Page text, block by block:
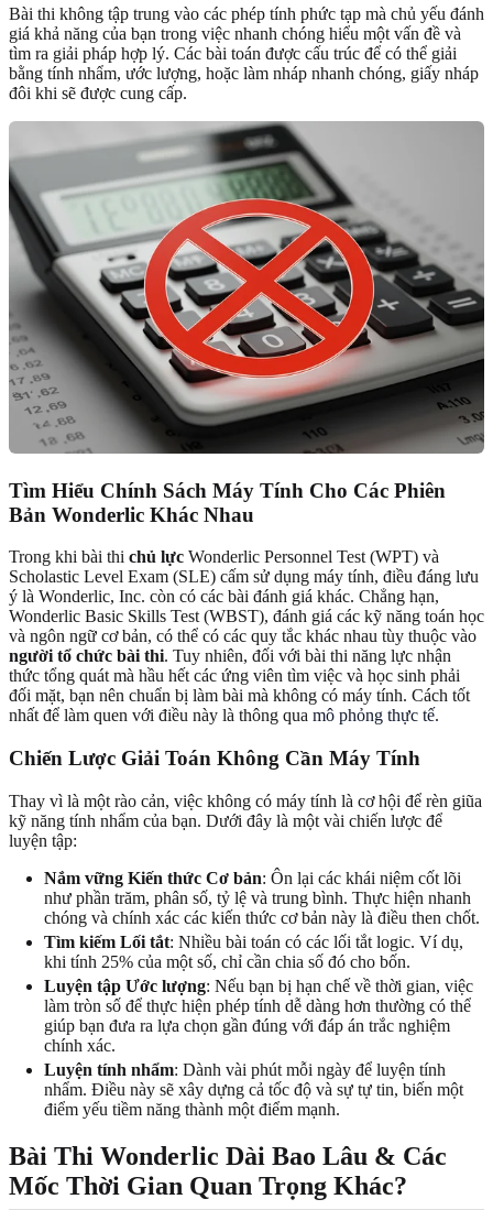
Bài thi không tập trung vào các phép tính phức tạp mà chủ yếu đánh
giá khả năng của bạn trong việc nhanh chóng hiểu một vấn đề và
tìm ra giải pháp hợp lý. Các bài toán được cấu trúc để có thể giải
bằng tính nhẩm, ước lượng, hoặc làm nháp nhanh chóng, giấy nháp
đôi khi sẽ được cung cấp.
Tìm Hiểu Chính Sách Máy Tính Cho Các Phiên
Bản Wonderlic Khác Nhau
Trong khi bài thi chủ lực Wonderlic Personnel Test (WPT) và
Scholastic Level Exam (SLE) cấm sử dụng máy tính, điều đáng lưu
ý là Wonderlic, Inc. còn có các bài đánh giá khác. Chẳng hạn,
Wonderlic Basic Skills Test (WBST), đánh giá các kỹ năng toán học
và ngôn ngữ cơ bản, có thể có các quy tắc khác nhau tùy thuộc vào
người tổ chức bài thi. Tuy nhiên, đối với bài thi năng lực nhận
thức tổng quát mà hầu hết các ứng viên tìm việc và học sinh phải
đối mặt, bạn nên chuẩn bị làm bài mà không có máy tính. Cách tốt
nhất để làm quen với điều này là thông qua mô phỏng thực tế.
Chiến Lược Giải Toán Không Cần Máy Tính
Thay vì là một rào cản, việc không có máy tính là cơ hội để rèn giũa
kỹ năng tính nhẩm của bạn. Dưới đây là một vài chiến lược để
luyện tập:
Nắm vững Kiến thức Cơ bản: Ôn lại các khái niệm cốt lõi
như phần trăm, phân số, tỷ lệ và trung bình. Thực hiện nhanh
chóng và chính xác các kiến thức cơ bản này là điều then chốt.
Tìm kiếm Lối tắt: Nhiều bài toán có các lối tắt logic. Ví dụ,
khi tính 25% của một số, chỉ cần chia số đó cho bốn.
Luyện tập Ước lượng: Nếu bạn bị hạn chế về thời gian, việc
làm tròn số để thực hiện phép tính dễ dàng hơn thường có thể
giúp bạn đưa ra lựa chọn gần đúng với đáp án trắc nghiệm
chính xác.
Luyện tính nhẩm: Dành vài phút mỗi ngày để luyện tính
nhẩm. Điều này sẽ xây dựng cả tốc độ và sự tự tin, biến một
điểm yếu tiềm năng thành một điểm mạnh.
Bài Thi Wonderlic Dài Bao Lâu & Các
Mốc Thời Gian Quan Trọng Khác?